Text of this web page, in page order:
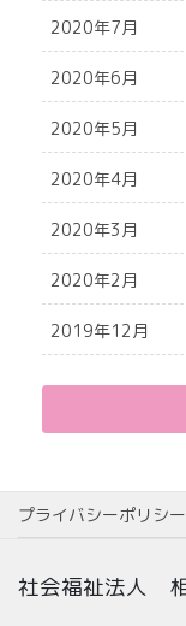
2020年7月
2020年6月
2020年5月
2020年4月
2020年3月
2020年2月
2019年12月
プライバシーポリシー
社会福祉法人